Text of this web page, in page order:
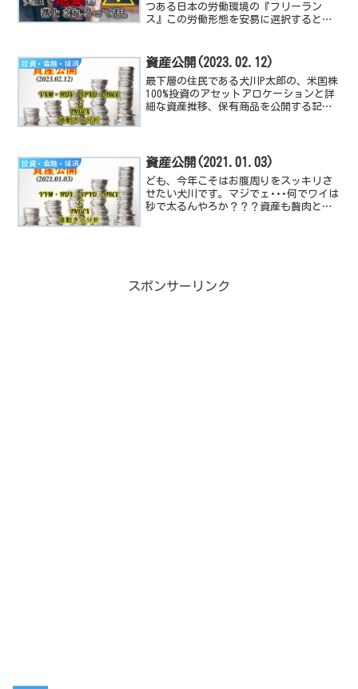
つある日本の労働環境の『フリーラン
ス』この労働形態を安易に選択するとち
投資・金融・経済 資産公開(2023.02.12)
最下層の住民である犬川P太郎の、米国株
100%投資のアセットアロケーションと詳
細な資産推移、保有商品を公開する記事
投資・金融・経済 資産公開(2021.01.03)
ども、今年こそはお腹周りをスッキリさ
せたい犬川です。マジでェ･･･何でワイは
秒で太るんやろか？？？資産も贅肉と同
スポンサーリンク